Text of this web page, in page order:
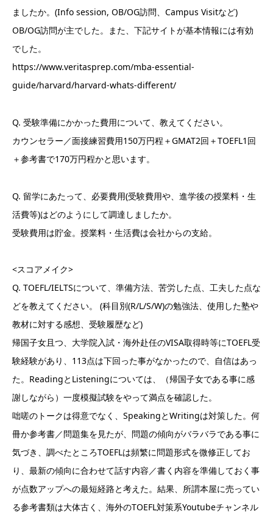
ましたか。(Info session, OB/OG訪問、Campus Visitなど)
OB/OG訪問が主でした。また、下記サイトが基本情報には有効
でした。
https://www.veritasprep.com/mba-essential-
guide/harvard/harvard-whats-different/
Q. 受験準備にかかった費用について、教えてください。
カウンセラー／面接練習費用150万円程＋GMAT2回＋TOEFL1回
＋参考書で170万円程かと思います。
Q. 留学にあたって、必要費用(受験費用や、進学後の授業料・生
活費等)はどのようにして調達しましたか。
受験費用は貯金。授業料・生活費は会社からの支給。
<スコアメイク>
Q. TOEFL/IELTSについて、準備方法、苦労した点、工夫した点な
どを教えてください。 (科目別(R/L/S/W)の勉強法、使用した塾や
教材に対する感想、受験履歴など)
帰国子女且つ、大学院入試・海外赴任のVISA取得時等にTOEFL受
験経験があり、113点は下回った事がなかったので、自信はあっ
た。ReadingとListeningについては、（帰国子女である事に感
謝しながら）一度模擬試験をやって満点を確認した。
咄嗟のトークは得意でなく、SpeakingとWritingは対策した。何
冊か参考書／問題集を見たが、問題の傾向がバラバラである事に
気づき、調べたところTOEFLは頻繁に問題形式を微修正してお
り、最新の傾向に合わせて話す内容／書く内容を準備しておく事
が点数アップへの最短経路と考えた。結果、所謂本屋に売ってい
る参考書類は大体古く、海外のTOEFL対策系Youtubeチャンネル